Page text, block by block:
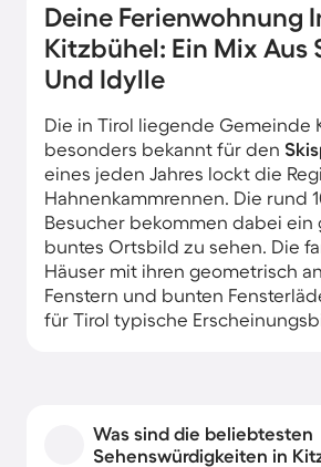
Deine Ferienwohnung
Kitzbühel: Ein Mix Aus
Und Idylle
Die in Tirol liegende Gemeinde
besonders bekannt für den
eines jeden Jahres lockt die
Hahnenkammrennen. Die rund
Besucher bekommen dabei
buntes Ortsbild zu sehen. Die
Häuser mit ihren geometrisch
Fenstern und bunten
für Tirol typische
Was sind die beliebtesten
Sehenswürdigkeiten in